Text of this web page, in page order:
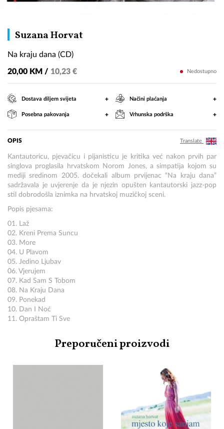
Suzana Horvat
Na kraju dana (CD)
20,00 KM / 10,23 € Nedostupno
Dostava diljem svijeta + Načini plaćanja +
Posebna pakovanja + Vrhunska podrška +
OPIS Translate
Kantautoricu, pjevačicu i pijanisticu je kritika već nakon prvih par
singlova proglasila hrvatskom Norom Jones, a simpatija kojom su
mediji sredinom 2005. dočekali album prvijenac “Na kraju dana”
sadržavala je uvjerenje da je njezin opušten kantautorski jazz-pop
stil dobrodošla iznimka na hrvatskoj muzičkoj sceni.
Popis pjesama:
01. Laž
02. Kreni Prema Suncu
03. More
04. U Plavom
05. Jedino Ljubav
06. Vjerujem
07. Kad Sam S Tobom
08. Na Kraju Dana
09. Ponekad
10. Dan I Noć
11. Opraštam Ti Sve
Preporučeni proizvodi